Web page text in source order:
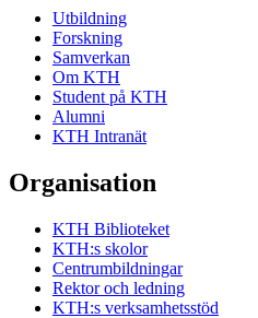
Utbildning
Forskning
Samverkan
Om KTH
Student på KTH
Alumni
KTH Intranät
Organisation
KTH Biblioteket
KTH:s skolor
Centrumbildningar
Rektor och ledning
KTH:s verksamhetsstöd